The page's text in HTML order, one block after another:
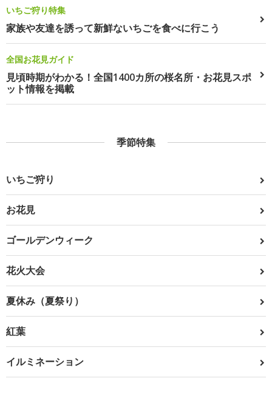
いちご狩り特集
家族や友達を誘って新鮮ないちごを食べに行こう
全国お花見ガイド
見頃時期がわかる！全国1400カ所の桜名所・お花見スポ
ット情報を掲載
季節特集
いちご狩り
お花見
ゴールデンウィーク
花火大会
夏休み（夏祭り）
紅葉
イルミネーション